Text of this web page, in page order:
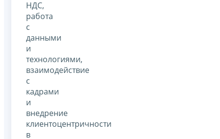
НДС,
работа
с
данными
и
технологиями,
взаимодействие
с
кадрами
и
внедрение
клиентоцентричности
в